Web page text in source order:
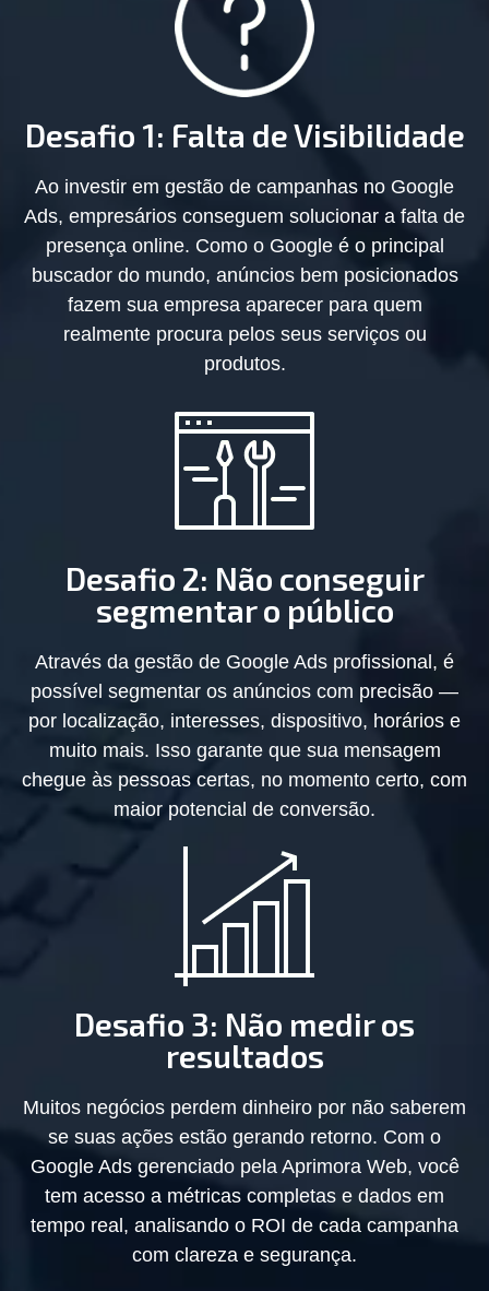
Desafio 1: Falta de Visibilidade
Ao investir em gestão de campanhas no Google
Ads, empresários conseguem solucionar a falta de
presença online. Como o Google é o principal
buscador do mundo, anúncios bem posicionados
fazem sua empresa aparecer para quem
realmente procura pelos seus serviços ou
produtos.
Desafio 2: Não conseguir
segmentar o público
Através da gestão de Google Ads profissional, é
possível segmentar os anúncios com precisão —
por localização, interesses, dispositivo, horários e
muito mais. Isso garante que sua mensagem
chegue às pessoas certas, no momento certo, com
maior potencial de conversão.
Desafio 3: Não medir os
resultados
Muitos negócios perdem dinheiro por não saberem
se suas ações estão gerando retorno. Com o
Google Ads gerenciado pela Aprimora Web, você
tem acesso a métricas completas e dados em
tempo real, analisando o ROI de cada campanha
com clareza e segurança.